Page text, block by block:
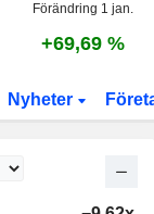
Förändring 1 jan.
+69,69 %
Nyheter